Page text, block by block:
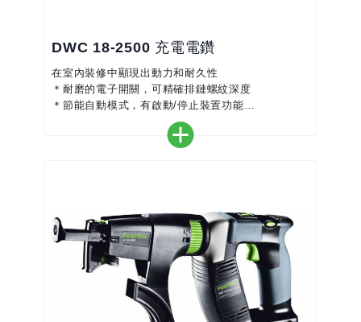
DWC 18-2500 充電電鑽
在室內裝修中顯現出動力和耐久性
＊耐磨的電子開關，可精確排鏈螺紋深度
＊節能自動模式，有啟動/停止裝置功能
＊無碳刷EC-TEC馬達，堅固耐用
＊結合高電池容量，重量輕、大能量